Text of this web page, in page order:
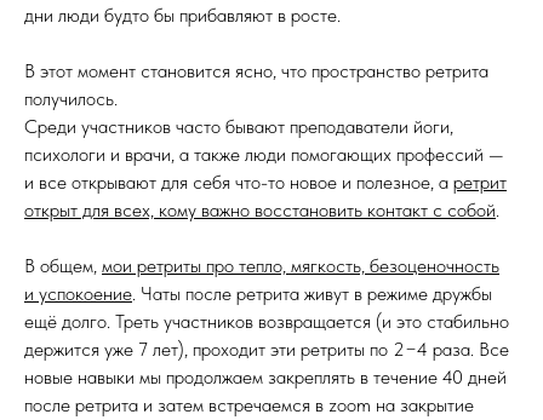
дни люди будто бы прибавляют в росте.
В этот момент становится ясно, что пространство ретрита
получилось.
Среди участников часто бывают преподаватели йоги,
психологи и врачи, а также люди помогающих профессий —
и все открывают для себя что-то новое и полезное, а ретрит
открыт для всех, кому важно восстановить контакт с собой.
В общем, мои ретриты про тепло, мягкость, безоценочность
и успокоение. Чаты после ретрита живут в режиме дружбы
ещё долго. Треть участников возвращается (и это стабильно
держится уже 7 лет), проходит эти ретриты по 2−4 раза. Все
новые навыки мы продолжаем закреплять в течение 40 дней
после ретрита и затем встречаемся в zoom на закрытие